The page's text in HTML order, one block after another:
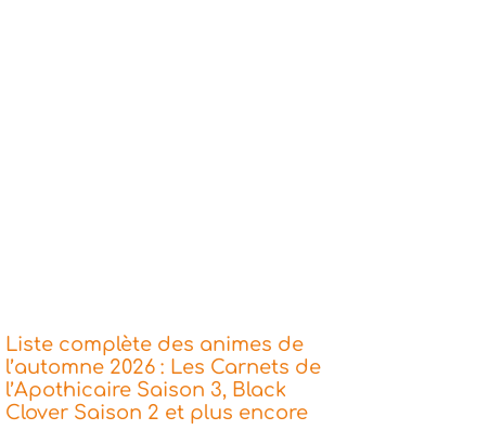
Liste complète des animes de
l’automne 2026 : Les Carnets de
l’Apothicaire Saison 3, Black
Clover Saison 2 et plus encore